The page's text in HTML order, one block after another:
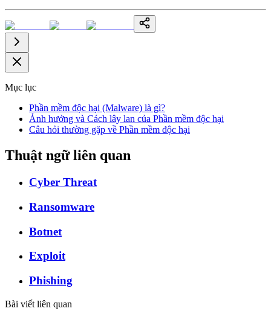
Mục lục
Phần mềm độc hại (Malware) là gì?
Ảnh hưởng và Cách lây lan của Phần mềm độc hại
Câu hỏi thường gặp về Phần mềm độc hại
Thuật ngữ liên quan
Cyber Threat
Ransomware
Botnet
Exploit
Phishing
Bài viết liên quan